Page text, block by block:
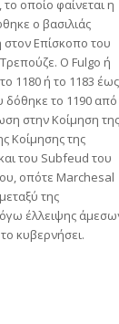
οποίο φαίνεται η
ο βασιλιάς
στον Επίσκοπο του
Ο Fulgo ή
1180 ή το 1183 έως
δόθηκε το 1190 από
στην Κοίμηση της
Κοίμησης της
του Subfeud του
οπότε Marchesal
της
έλλειψης
κυβερνήσει.